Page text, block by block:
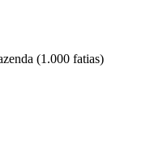
(1.000 fatias)